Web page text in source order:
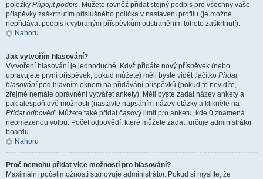
položky Připojit podpis. Můžete rovněž přidat stejný podpis pro všechny vaše
příspěvky zaškrtnutím příslušného políčka v nastavení profilu (je možné
nepřidávat podpis k vybraným příspěvkům odstraněním tohoto zaškrtnutí).
Nahoru
Jak vytvořím hlasování?
Vytvoření hlasování je jednoduché. Když přidáte nový příspěvek (nebo
upravujete první příspěvek, pokud můžete) měli byste vidět tlačítko Přidat
hlasování pod hlavním oknem na přidávání příspěvků (pokud to nevidíte,
zřejmě nemáte oprávnění vytvářet ankety). Měli byste zadat název ankety a
pak alespoň dvě možnosti (nastavte napsáním název otázky a klikněte na
Přidat odpověď. Můžete také přidat časový limit pro anketu, kde 0 znamená
neomezenou volbu. Počet odpovědí, které můžete zadat, určuje administrátor
boardu.
Nahoru
Proč nemohu přidat více možností pro hlasování?
Maximální počet možností stanovuje administrátor. Pokud si myslíte, že